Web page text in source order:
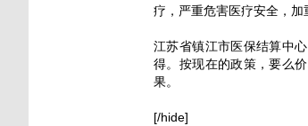
疗，严重危害医疗安全，加
江苏省镇江市医保结算中
得。按现在的政策，要么
果。
[/hide]